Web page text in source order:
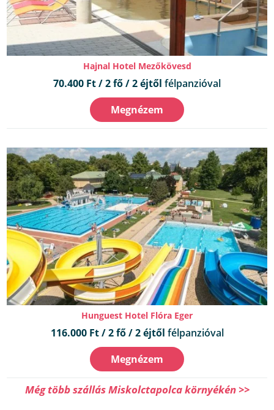
Hajnal Hotel Mezőkövesd
70.400 Ft / 2 fő / 2 éjtől félpanzióval
Megnézem
Hunguest Hotel Flóra Eger
116.000 Ft / 2 fő / 2 éjtől félpanzióval
Megnézem
Még több szállás Miskolctapolca környékén >>